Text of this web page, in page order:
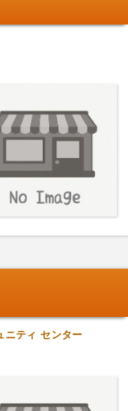
ニティ センター